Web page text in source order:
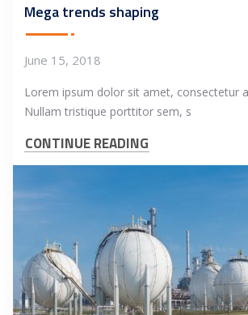
Mega trends shaping
June 15, 2018
Lorem ipsum dolor sit amet, consectetur
Nullam tristique porttitor sem, s
CONTINUE READING